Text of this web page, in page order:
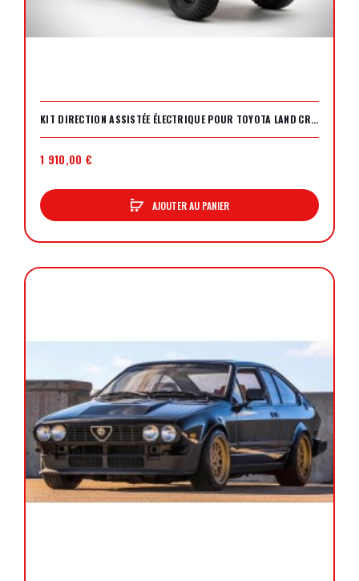
KIT DIRECTION ASSISTÉE ÉLECTRIQUE POUR TOYOTA LAND CRUISER FJ40 / FJ43 / FJ45 (SERIES 4)
1 910,00 €
AJOUTER AU PANIER